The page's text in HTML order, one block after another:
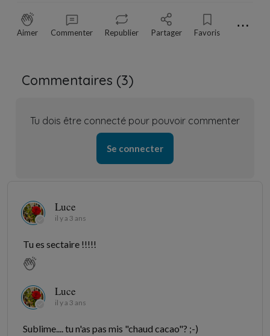
Aimer Commenter Republier Partager Favoris ⋯
Commentaires (3)
Tu dois être connecté pour pouvoir commenter
Se connecter
Luce
il y a 3 ans
Tu es sectaire !!!!!
Luce
il y a 3 ans
Sublime.... tu n'as pas mis "chaud cacao"? ;-)